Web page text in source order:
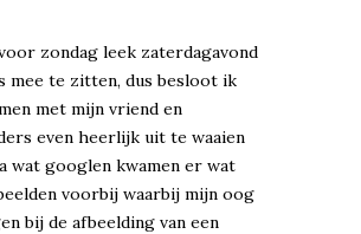
zondag leek zaterdagavond
mee te zitten, dus besloot ik
met mijn vriend en
even heerlijk uit te waaien
wat googlen kwamen er wat
voorbij waarbij mijn oog
bij de afbeelding van een